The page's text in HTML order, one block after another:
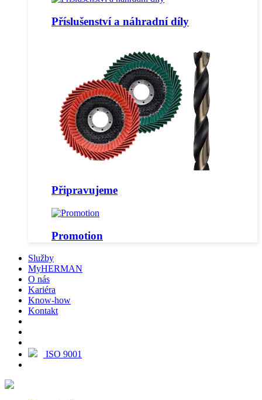
Příslušenství a náhradní díly
Připravujeme
Promotion
Služby
MyHERMAN
O nás
Kariéra
Know-how
Kontakt
ISO 9001